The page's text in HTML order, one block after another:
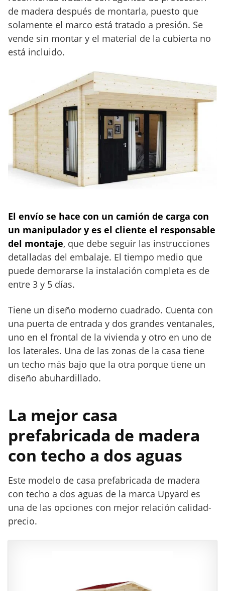
de madera después de montarla, puesto que
solamente el marco está tratado a presión. Se
vende sin montar y el material de la cubierta no
está incluido.
El envío se hace con un camión de carga con
un manipulador y es el cliente el responsable
del montaje, que debe seguir las instrucciones
detalladas del embalaje. El tiempo medio que
puede demorarse la instalación completa es de
entre 3 y 5 días.
Tiene un diseño moderno cuadrado. Cuenta con
una puerta de entrada y dos grandes ventanales,
uno en el frontal de la vivienda y otro en uno de
los laterales. Una de las zonas de la casa tiene
un techo más bajo que la otra porque tiene un
diseño abuhardillado.
La mejor casa
prefabricada de madera
con techo a dos aguas
Este modelo de casa prefabricada de madera
con techo a dos aguas de la marca Upyard es
una de las opciones con mejor relación calidad-
precio.